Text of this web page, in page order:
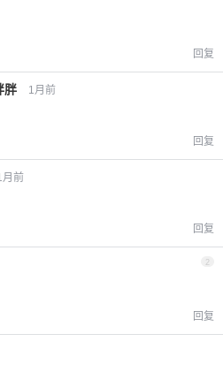
回复
胖 1月前
回复
月前
回复
2
回复